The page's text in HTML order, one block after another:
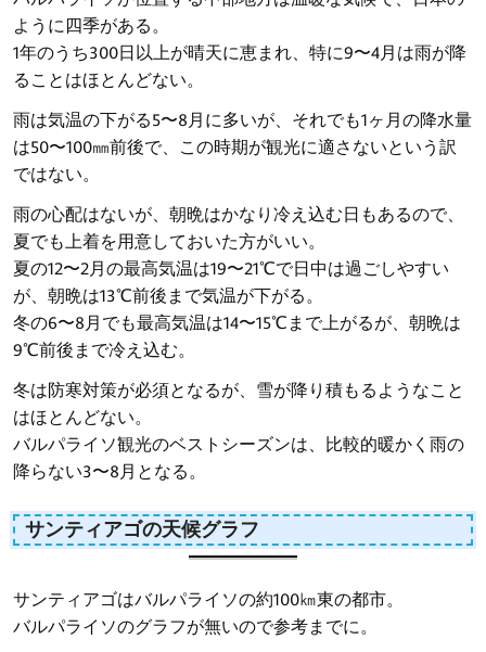
ように四季がある。
1年のうち300日以上が晴天に恵まれ、特に9〜4月は雨が降
ることはほとんどない。
雨は気温の下がる5〜8月に多いが、それでも1ヶ月の降水量
は50〜100㎜前後で、この時期が観光に適さないという訳
ではない。
雨の心配はないが、朝晩はかなり冷え込む日もあるので、
夏でも上着を用意しておいた方がいい。
夏の12〜2月の最高気温は19〜21℃で日中は過ごしやすい
が、朝晩は13℃前後まで気温が下がる。
冬の6〜8月でも最高気温は14〜15℃まで上がるが、朝晩は
9℃前後まで冷え込む。
冬は防寒対策が必須となるが、雪が降り積もるようなこと
はほとんどない。
バルパライソ観光のベストシーズンは、比較的暖かく雨の
降らない3〜8月となる。
サンティアゴの天候グラフ
サンティアゴはバルパライソの約100㎞東の都市。
バルパライソのグラフが無いので参考までに。